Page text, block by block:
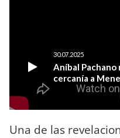
Una de las